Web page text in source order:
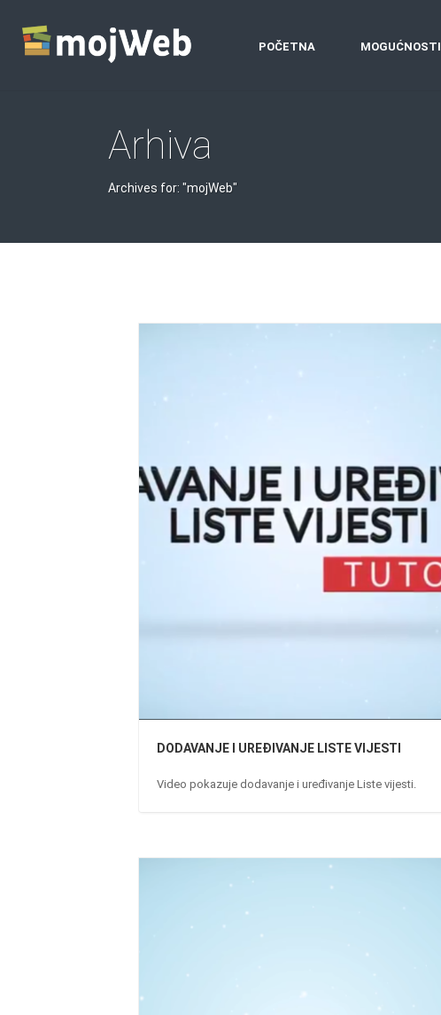
POČETNA MOGUĆNOSTI
Arhiva
Archives for: "mojWeb"
DODAVANJE I UREĐIVANJE LISTE VIJESTI
Video pokazuje dodavanje i uređivanje Liste vijesti.